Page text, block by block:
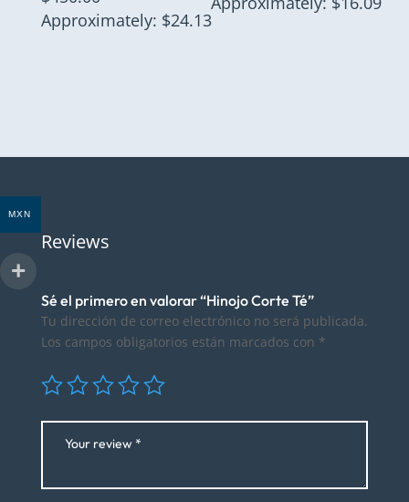
Approximately: $24.13
Reviews
Sé el primero en valorar “Hinojo Corte Té”
Tu dirección de correo electrónico no será publicada.
Los campos obligatorios están marcados con *
MXN